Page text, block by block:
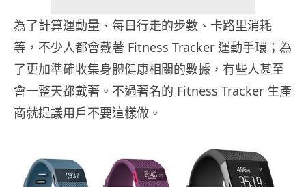
為了計算運動量、每日行走的步數、卡路里消耗
等，不少人都會戴著 Fitness Tracker 運動手環；為
了更加準確收集身體健康相關的數據，有些人甚至
會一整天都戴著。不過著名的 Fitness Tracker 生產
商就提議用戶不要這樣做。